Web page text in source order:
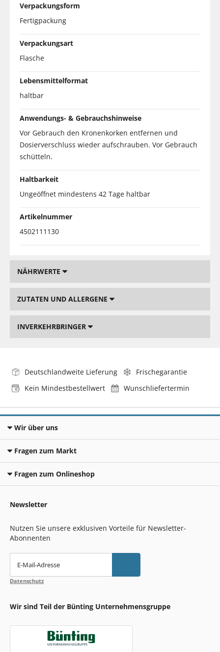
Verpackungsform
Fertigpackung
Verpackungsart
Flasche
Lebensmittelformat
haltbar
Anwendungs- & Gebrauchshinweise
Vor Gebrauch den Kronenkorken entfernen und
Dosierverschluss wieder aufschrauben. Vor Gebrauch
schütteln.
Haltbarkeit
Ungeöffnet mindestens 42 Tage haltbar
Artikelnummer
4502111130
NÄHRWERTE
ZUTATEN UND ALLERGENE
INVERKEHRBRINGER
Deutschlandweite Lieferung
Frischegarantie
Kein Mindestbestellwert
Wunschliefertermin
Wir über uns
Fragen zum Markt
Fragen zum Onlineshop
Newsletter
Nutzen Sie unsere exklusiven Vorteile für Newsletter-
Abonnenten
E-Mail-Adresse
Datenschutz
Wir sind Teil der Bünting Unternehmensgruppe